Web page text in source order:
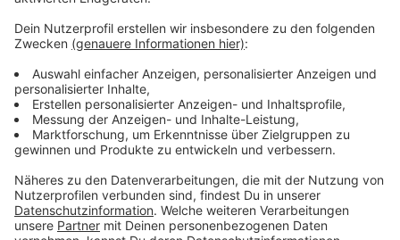
Wichtig zu wissen: Auf der offiziellen Website des
Beitragsservice unter „rundfunkbeitrag.de“ ist das An-
und Abmelden einer Wohnung oder das Ändern von
Daten kostenlos.
Mit ähnlicher Masche versuchen auch andere
zu locken. Sie bieten zum Beispiel einen Onlineservice
zur Beantragung von Führungszeugnissen, Geburts-
und Sterbeurkunden, Nachsendeanträge oder